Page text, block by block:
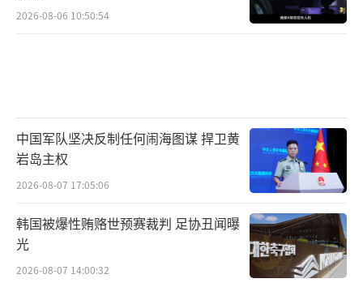
2026-08-06 10:50:54
中国军队坚决反制任何闹海图谋 捍卫黄
岩岛主权
2026-08-07 17:05:06
韩国被爆性贿赂世预赛裁判 足协丑闻曝
光
2026-08-07 14:00:32